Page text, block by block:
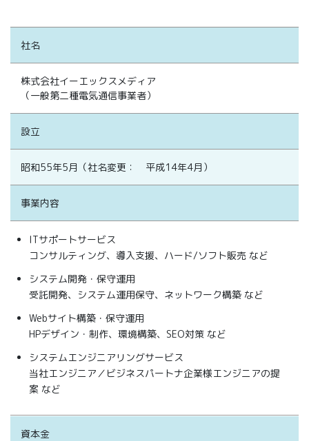
社名
株式会社イーエックスメディア
（一般第二種電気通信事業者）
設立
昭和55年5月（社名変更： 平成14年4月）
事業内容
ITサポートサービス
コンサルティング、導入支援、ハード/ソフト販売 など
システム開発・保守運用
受託開発、システム運用保守、ネットワーク構築 など
Webサイト構築・保守運用
HPデザイン・制作、環境構築、SEO対策 など
システムエンジニアリングサービス
当社エンジニア／ビジネスパートナ企業様エンジニアの提
案 など
資本金